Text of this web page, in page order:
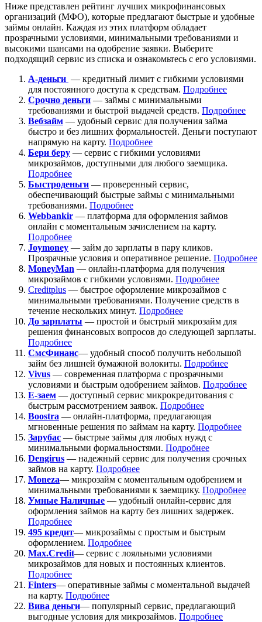
Ниже представлен рейтинг лучших микрофинансовых
организаций (МФО), которые предлагают быстрые и удобные
займы онлайн. Каждая из этих платформ обладает
прозрачными условиями, минимальными требованиями и
высокими шансами на одобрение заявки. Выберите
подходящий сервис из списка и ознакомьтесь с его условиями.
А-деньги — кредитный лимит с гибкими условиями
для постоянного доступа к средствам. Подробнее
Срочно деньги — займы с минимальными
требованиями и быстрой выдачей средств. Подробнее
Вебзайм — удобный сервис для получения займа
быстро и без лишних формальностей. Деньги поступают
напрямую на карту. Подробнее
Бери беру — сервис с гибкими условиями
микрозаймов, доступными для любого заемщика.
Подробнее
Быстроденьги — проверенный сервис,
обеспечивающий быстрые займы с минимальными
требованиями. Подробнее
Webbankir — платформа для оформления займов
онлайн с моментальным зачислением на карту.
Подробнее
Joymoney — займ до зарплаты в пару кликов.
Прозрачные условия и оперативное решение. Подробнее
MoneyMan — онлайн-платформа для получения
микрозаймов с гибкими условиями. Подробнее
Creditplus — быстрое оформление микрозаймов с
минимальными требованиями. Получение средств в
течение нескольких минут. Подробнее
До зарплаты — простой и быстрый микрозайм для
решения финансовых вопросов до следующей зарплаты.
Подробнее
СмсФинанс— удобный способ получить небольшой
займ без лишней бумажной волокиты. Подробнее
Vivus — современная платформа с прозрачными
условиями и быстрым одобрением займов. Подробнее
Е-заем — доступный сервис микрокредитования с
быстрым рассмотрением заявок. Подробнее
Boostra — онлайн-платформа, предлагающая
мгновенные решения по займам на карту. Подробнее
Зарубас — быстрые займы для любых нужд с
минимальными формальностями. Подробнее
Dengirus — надежный сервис для получения срочных
займов на карту. Подробнее
Moneza— микрозайм с моментальным одобрением и
минимальными требованиями к заемщику. Подробнее
Умные Наличные — удобный онлайн-сервис для
оформления займов на карту без лишних задержек.
Подробнее
495 кредит— микрозаймы с простым и быстрым
оформлением. Подробнее
Max.Credit— сервис с лояльными условиями
микрозаймов для новых и постоянных клиентов.
Подробнее
Finters— оперативные займы с моментальной выдачей
на карту. Подробнее
Вива деньги— популярный сервис, предлагающий
выгодные условия для микрозаймов. Подробнее